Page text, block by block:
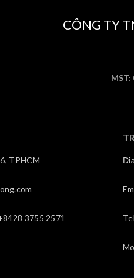
CÔNG TY
MST:
TPHCM
3755 2571